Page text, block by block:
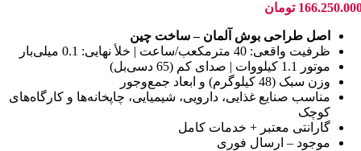
تومان
اصل طراحی بوش آلمان – ساخت چین
ظرفیت واقعی: 40 مترمکعب/ساعت | خلأ نهایی: 0.1 میلی‌بار
موتور 1.1 کیلووات | صدای کم (65 دسی‌بل)
وزن سبک (48 کیلوگرم) و ابعاد جمع‌وجور
مناسب صنایع غذایی، دارویی، شیمیایی، چاپخانه‌ها و کارگاه‌های
کوچک
گارانتی معتبر + خدمات کامل
موجود – ارسال فوری